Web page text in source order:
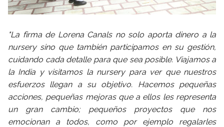
"La firma de Lorena Canals no solo aporta dinero a la
nursery sino que también participamos en su gestión,
cuidando cada detalle para que sea posible. Viajamos a
la India y visitamos la nursery para ver que nuestros
esfuerzos llegan a su objetivo. Hacemos pequeñas
acciones, pequeñas mejoras que a ellos les representa
un gran cambio; pequeños proyectos que nos
emocionan a todos, como por ejemplo regalarles